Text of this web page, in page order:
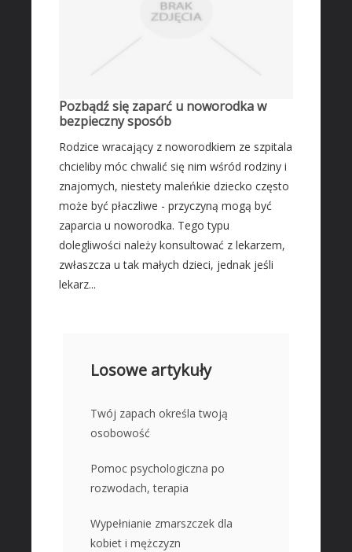
Pozbądź się zaparć u noworodka w
bezpieczny sposób
Rodzice wracający z noworodkiem ze szpitala
chcieliby móc chwalić się nim wśród rodziny i
znajomych, niestety maleńkie dziecko często
może być płaczliwe - przyczyną mogą być
zaparcia u noworodka. Tego typu
dolegliwości należy konsultować z lekarzem,
zwłaszcza u tak małych dzieci, jednak jeśli
lekarz...
Losowe artykuły
Twój zapach określa twoją
osobowość
Pomoc psychologiczna po
rozwodach, terapia
Wypełnianie zmarszczek dla
kobiet i mężczyzn